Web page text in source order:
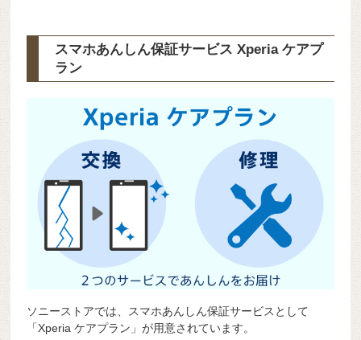
スマホあんしん保証サービス Xperia ケアプ
ラン
ソニーストアでは、スマホあんしん保証サービスとして
「Xperia ケアプラン」が用意されています。